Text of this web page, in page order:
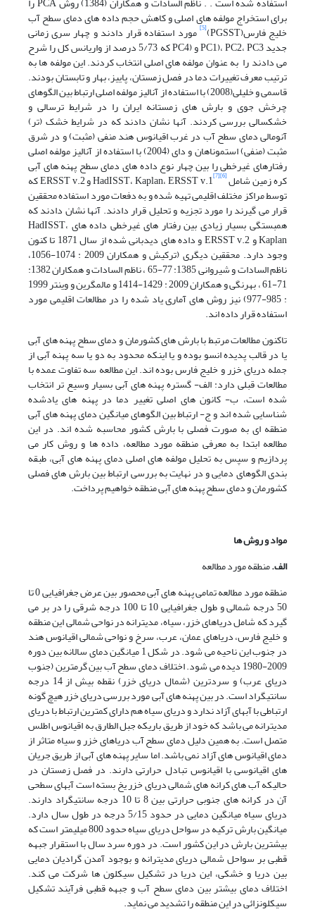
برای استخراج مولفه های اصلی و کاهش حجم داده های دمای سطح آب
خلیج فارس(PGSST) [5] مورد استفاده قرار دادند و چهار سری زمانی
جدید PC1)، PC2، PC3 و (PC4 که 5/73 درصد از واریانس کل را شرح
می دادند را به عنوان مولفه های اصلی انتخاب کردند. این مولفه ها به
ترتیب معرف تغییرات دما در فصل زمستان، پاییز، بهار و تابستان بودند.
قاسمی و خلیلی(2008) با استفاده از آنالیز مولفه اصلی ارتباط بین الگوهای
چرخش جوی و بارش های زمستانه ایران را در شرایط ترسالی و
خشکسالی بررسی کردند. آنها نشان دادند که در شرایط خشک (تر)
آنومالی دمای سطح آب در غرب اقیانوس هند منفی (مثبت) و در شرق
مثبت (منفی) استموناهان و دای (2004) با استفاده از آنالیز مولفه اصلی
رفتارهای غیرخطی را بین چهار نوع داده های دمای سطح پهنه های آبی
کره زمین شامل [6] HadISST، Kaplan، ERSST v.1[7] و ERSST v.2 که
توسط مراکز مختلف اقلیمی تهیه شده و به دفعات مورد استفاده محققین
قرار می گیرند را مورد تجزیه و تحلیل قرار دادند. آنها نشان دادند که
همبستگی بسیار زیادی بین رفتار های غیرخطی داده های HadISST،
Kaplan و ERSST v.2 و داده های دیدبانی شده از سال 1871 تا کنون
وجود دارد. محققین دیگری (ترکیش و همکاران 2009 : 1074-1056،
ناظم السادات و شیروانی 1385: 77-65 ، ناظم السادات و همکاران 1382:
71-61 ، بهرنگی و همکاران 2009 : 1429-1414 و مالمگرین و وینتر 1999
: 985-977) نیز روش های آماری یاد شده را در مطالعات اقلیمی مورد
استفاده قرار داده اند.
تاکنون مطالعات مرتبط با بارش های کشورمان و دمای سطح پهنه های آبی
یا در قالب پدیده انسو بوده و یا اینکه محدود به دو یا سه پهنه آبی از
جمله دریای خزر و خلیج فارس بوده اند. این مطالعه سه تفاوت عمده با
مطالعات قبلی دارد: الف- گستره پهنه های آبی بسیار وسیع تر انتخاب
شده است، ب- کانون های اصلی تغییر دما در پهنه های یادشده
شناسایی شده اند و ج- ارتباط بین الگوهای میانگین دمای پهنه های آبی
منطقه ای به صورت فصلی با بارش کشور محاسبه شده اند. در این
مطالعه ابتدا به معرفی منطقه مورد مطالعه، داده ها و روش کار می
پردازیم و سپس به تحلیل مولفه های اصلی دمای پهنه های آبی، طبقه
بندی الگوهای دمایی و در نهایت به بررسی ارتباط بین بارش های فصلی
کشورمان و دمای سطح پهنه های آبی منطقه خواهیم پرداخت.
مواد و روش ها
الف.منطقه مورد مطالعه
منطقه مورد مطالعه تمامی پهنه های آبی محصور بین عرض جغرافیایی 0 تا
50 درجه شمالی و طول جغرافیایی 10 تا 100 درجه شرقی را در بر می
گیرد که شامل دریاهای خزر، سیاه، مدیترانه در نواحی شمالی این منطقه
و خلیج فارس، دریاهای عمان، عرب، سرخ و نواحی شمالی اقیانوس هند
در جنوب این ناحیه می شود. در شکل 1 میانگین دمای سالانه بین دوره
2009-1980 دیده می شود. اختلاف دمای سطح آب بین گرمترین (جنوب
دریای عرب) و سردترین (شمال دریای خزر) نقطه بیش از 14 درجه
سانتیگراد است. در بین پهنه های آبی مورد بررسی دریای خزر هیچ گونه
ارتباطی با آبهای آزاد ندارد و دریای سیاه هم دارای کمترین ارتباط با دریای
مدیترانه می باشد که خود از طریق باریکه جبل الطارق به اقیانوس اطلس
متصل است. به همین دلیل دمای سطح آب دریاهای خزر و سیاه متاثر از
دمای اقیانوس های آزاد نمی باشد. اما سایر پهنه های آبی از طریق جریان
های اقیانوسی با اقیانوس تبادل حرارتی دارند. در فصل زمستان در
حالیکه آب های کرانه های شمالی دریای خزر یخ بسته است آبهای سطحی
آن در کرانه های جنوبی حرارتی بین 8 تا 10 درجه سانتیگراد دارند.
دریای سیاه میانگین دمایی در حدود 5/15 درجه در طول سال دارد.
میانگین بارش ترکیه در سواحل دریای سیاه حدود 800 میلیمتر است که
بیشترین بارش در این کشور است. در دوره سرد سال با استقرار جبهه
قطبی بر سواحل شمالی دریای مدیترانه و بوجود آمدن گرادیان دمایی
بین دریا و خشکی، این دریا در تشکیل سیکلون ها شرکت می کند.
اختلاف دمای بیشتر بین دمای سطح آب و جبهه قطبی فرآیند تشکیل
سیکلونزائی در این منطقه را تشدید می نماید.